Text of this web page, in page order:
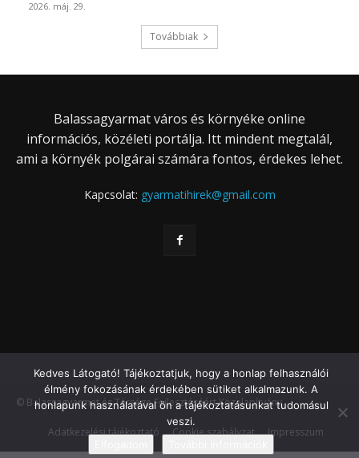
2026. máj. 29.
Továbbiak
Balassagyarmat város és környéke online
információs, közéleti portálja. Itt mindent megtalál,
ami a környék polgárai számára fontos, érdekes lehet.
Kapcsolat: gyarmatihirek@gmail.com
© Balassagyarmat és Térsége Fejlesztéséért Közalapítvány
Adatkezelési tájékoztató Cookie szabályzat Impresszum
Kedves Látogató! Tájékoztatjuk, hogy a honlap felhasználói
élmény fokozásának érdekében sütiket alkalmazunk. A
honlapunk használatával ön a tájékoztatásunkat tudomásul
veszi.